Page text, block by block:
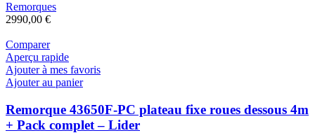
Remorques
2990,00 €
Comparer
Aperçu rapide
Ajouter à mes favoris
Ajouter au panier
Remorque 43650F-PC plateau fixe roues dessous 4m
+ Pack complet – Lider